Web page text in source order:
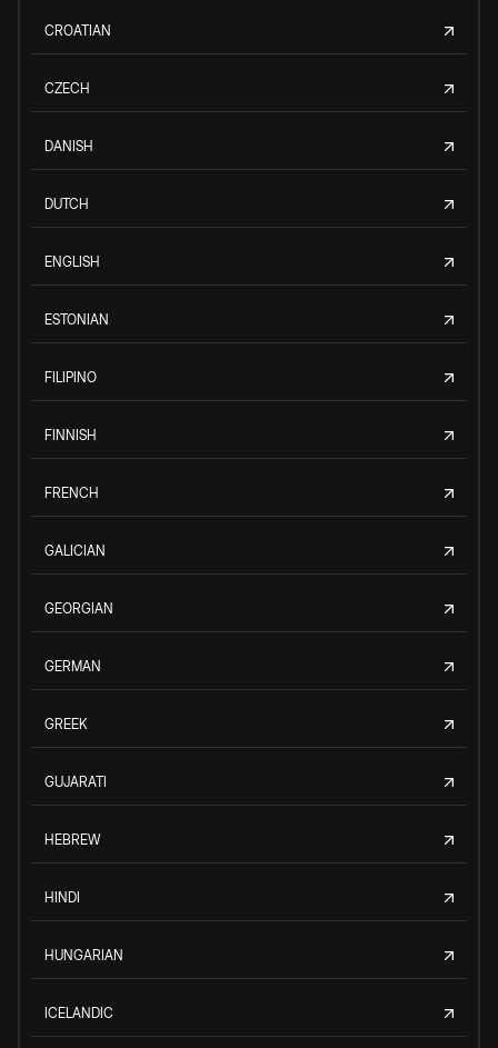
CROATIAN
CZECH
DANISH
DUTCH
ENGLISH
ESTONIAN
FILIPINO
FINNISH
FRENCH
GALICIAN
GEORGIAN
GERMAN
GREEK
GUJARATI
HEBREW
HINDI
HUNGARIAN
ICELANDIC